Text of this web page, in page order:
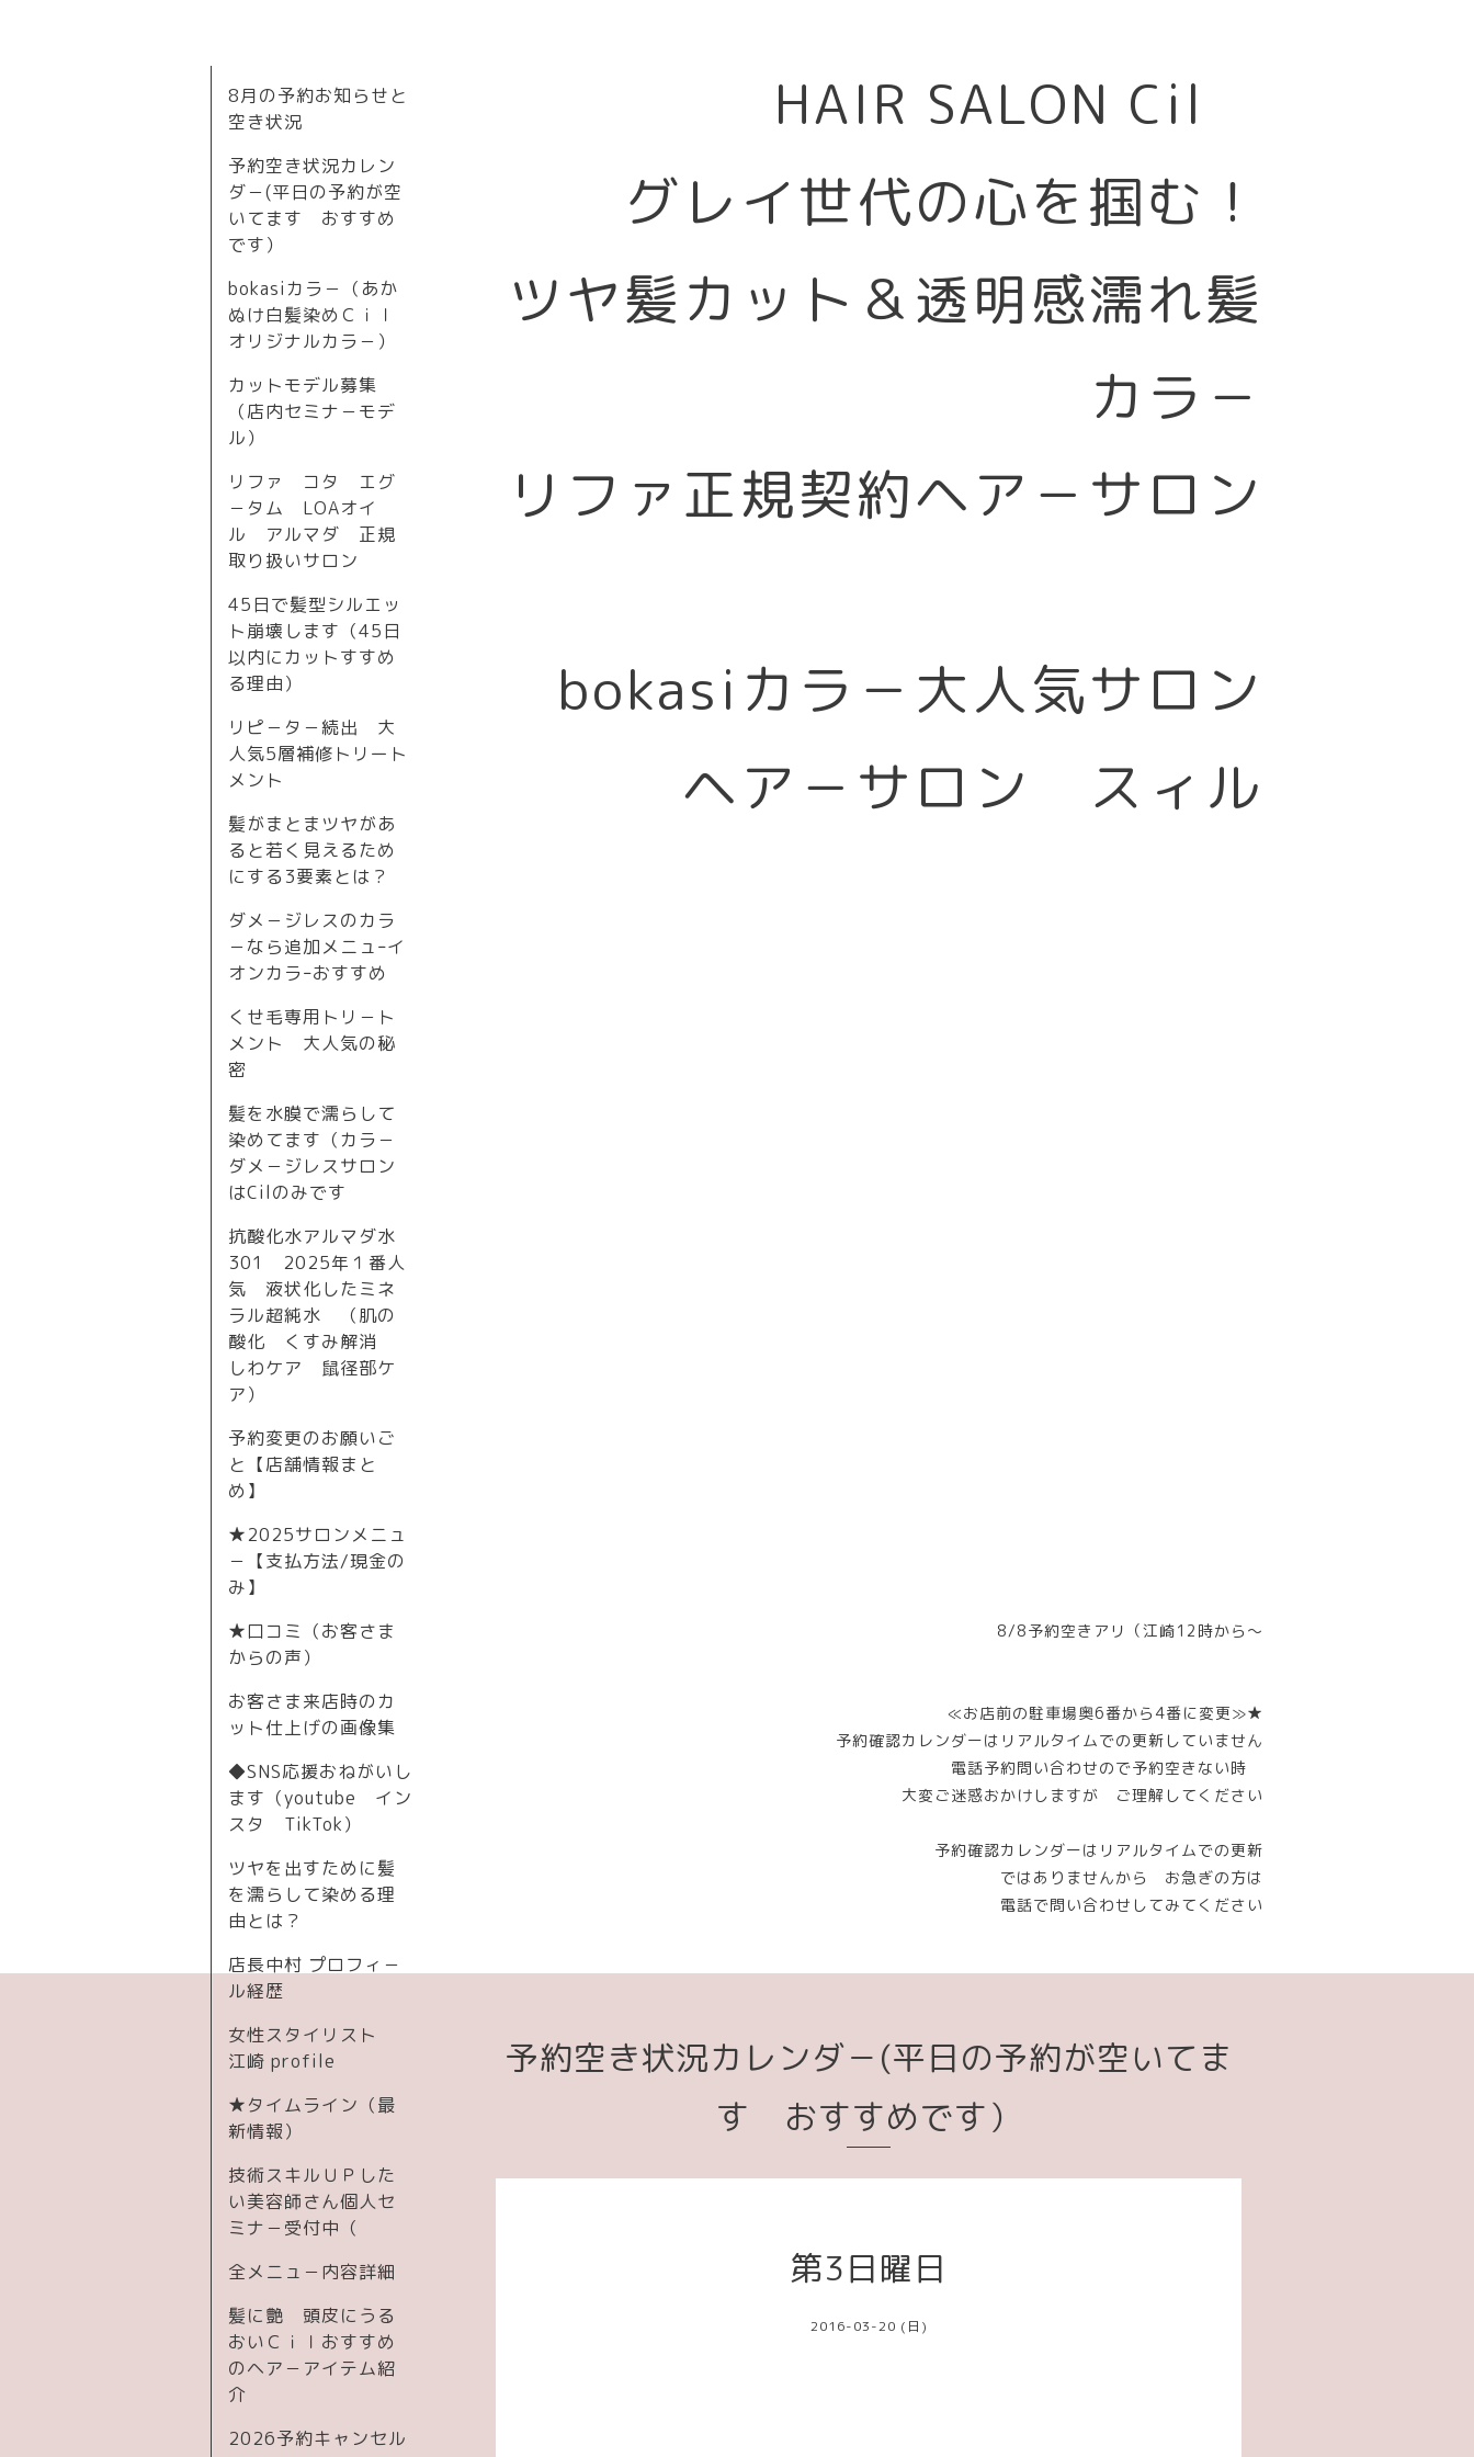
HAIR SALON Cil
グレイ世代の心を掴む！
ツヤ髪カット＆透明感濡れ髪
カラ－
リファ正規契約ヘア－サロン
bokasiカラ－大人気サロン
ヘア－サロン スィル
8/8予約空きアリ（江崎12時から～
≪お店前の駐車場奥6番から4番に変更≫★
予約確認カレンダーはリアルタイムでの更新していません
電話予約問い合わせので予約空きない時
大変ご迷惑おかけしますが ご理解してください
予約確認カレンダーはリアルタイムでの更新
ではありませんから お急ぎの方は
電話で問い合わせしてみてください
8月の予約お知らせと
空き状況
予約空き状況カレン
ダ－(平日の予約が空
いてます おすすめ
です）
bokasiカラ－（あか
ぬけ白髪染めＣｉｌ
オリジナルカラ－）
カットモデル募集
（店内セミナ－モデ
ル）
リファ コタ エグ
－タム LOAオイ
ル アルマダ 正規
取り扱いサロン
45日で髪型シルエッ
ト崩壊します（45日
以内にカットすすめ
る理由）
リピ－タ－続出 大
人気5層補修トリート
メント
髪がまとまツヤがあ
ると若く見えるため
にする3要素とは？
ダメ－ジレスのカラ
－なら追加メニュｰイ
オンカラｰおすすめ
くせ毛専用トリ－ト
メント 大人気の秘
密
髪を水膜で濡らして
染めてます（カラ－
ダメ－ジレスサロン
はCilのみです
抗酸化水アルマダ水
301 2025年１番人
気 液状化したミネ
ラル超純水 （肌の
酸化 くすみ解消
しわケア 鼠径部ケ
ア）
予約変更のお願いご
と【店舗情報まと
め】
★2025サロンメニュ
－【支払方法/現金の
み】
★口コミ（お客さま
からの声）
お客さま来店時のカ
ット仕上げの画像集
◆SNS応援おねがいし
ます（youtube イン
スタ TikTok）
ツヤを出すために髪
を濡らして染める理
由とは？
店長中村 プロフィ－
ル経歴
女性スタイリスト
江崎 profile
★タイムライン（最
新情報）
技術スキルＵＰした
い美容師さん個人セ
ミナ－受付中（
全メニュ－内容詳細
髪に艶 頭皮にうる
おいＣｉｌおすすめ
のヘア－アイテム紹
介
2026予約キャンセル
予約空き状況カレンダ－(平日の予約が空いてま
す おすすめです）
第3日曜日
2016-03-20 (日)